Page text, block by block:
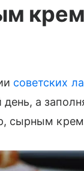
советских
а
сырным